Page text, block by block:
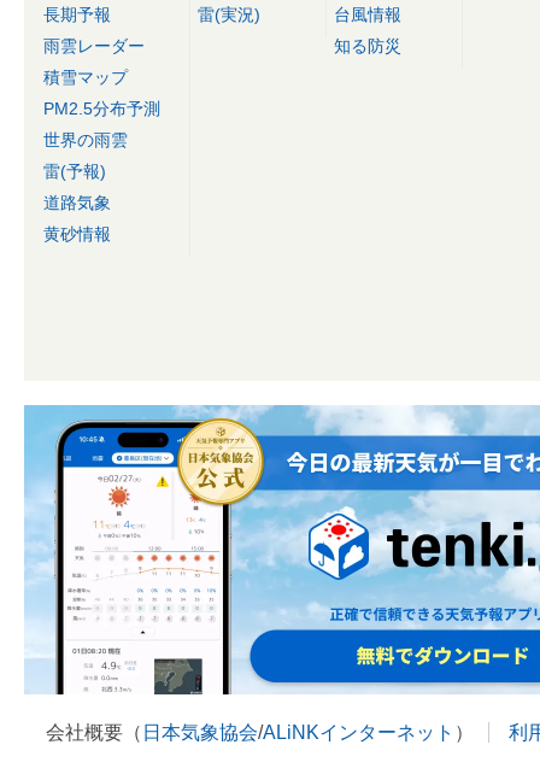
長期予報
雨雲レーダー
積雪マップ
PM2.5分布予測
世界の雨雲
雷(予報)
道路気象
黄砂情報
雷(実況)
台風情報
知る防災
会社概要（ 日本気象協会/ALiNKインターネット ） 利